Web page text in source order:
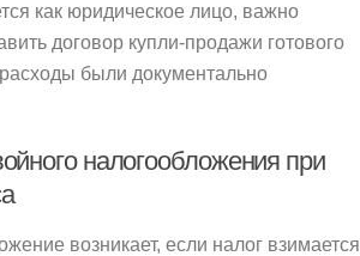
как юридическое лицо, важно
договор купли-продажи готового
были документально
налогообложения при
возникает, если налог взимается